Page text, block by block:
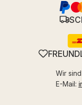
Wir
E-Mail: